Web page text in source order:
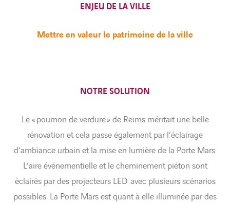
ENJEU DE LA VILLE
Mettre en valeur le patrimoine de la ville
NOTRE SOLUTION
Le « poumon de verdure » de Reims méritait une belle
rénovation et cela passe également par l’éclairage
d’ambiance urbain et la mise en lumière de la Porte Mars.
L’aire événementielle et le cheminement piéton sont
éclairés par des projecteurs LED avec plusieurs scénarios
possibles. La Porte Mars est quant à elle illuminée par des